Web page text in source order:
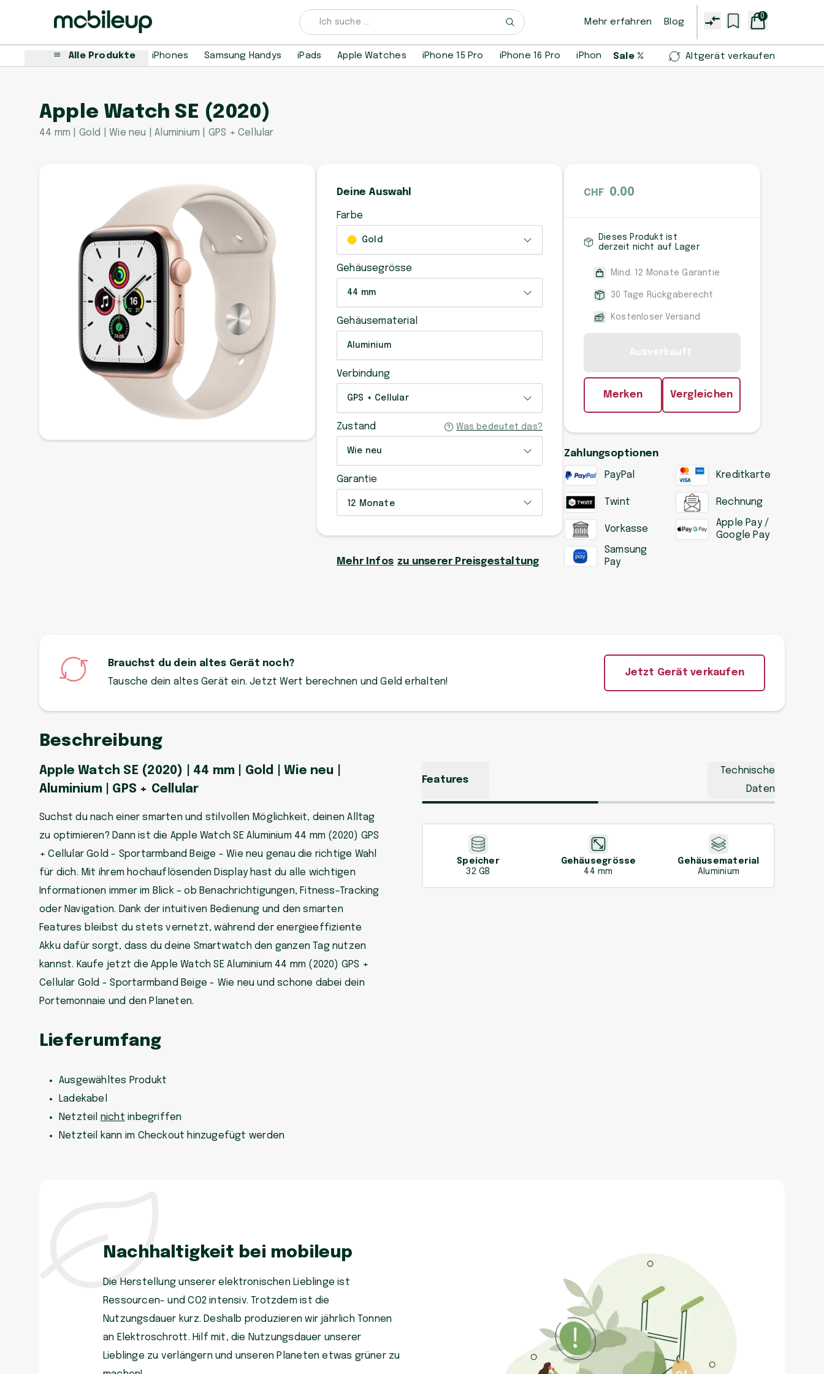
Mehr erfahren Blog
0
Alle Produkte iPhones Samsung Handys iPads Apple Watches iPhone 15 Pro iPhone 16 Pro iPhone 14 Pro iPhone 13 mini Samsung Galaxy
Sale % Altgerät verkaufen
Apple Watch SE (2020)
44 mm | Gold | Wie neu | Aluminium | GPS + Cellular
Deine Auswahl
Farbe
Gold
Gehäusegrösse
44 mm
Gehäusematerial
Aluminium
Verbindung
GPS + Cellular
Zustand Was bedeutet das?
Wie neu
Garantie
12 Monate
Mehr Infos zu unserer Preisgestaltung
CHF 0.00
Dieses Produkt ist
derzeit nicht auf Lager
Mind. 12 Monate Garantie
30 Tage Rückgaberecht
Kostenloser Versand
Merken Vergleichen
Zahlungsoptionen
PayPal Kreditkarte
Twint Rechnung
Vorkasse
Apple Pay /
Google Pay
Samsung
Pay
Brauchst du dein altes Gerät noch?
Tausche dein altes Gerät ein. Jetzt Wert berechnen und Geld erhalten!
Jetzt Gerät verkaufen
Beschreibung
Apple Watch SE (2020) | 44 mm | Gold | Wie neu |
Aluminium | GPS + Cellular
Suchst du nach einer smarten und stilvollen Möglichkeit, deinen Alltag
zu optimieren? Dann ist die Apple Watch SE Aluminium 44 mm (2020) GPS
+ Cellular Gold - Sportarmband Beige - Wie neu genau die richtige Wahl
für dich. Mit ihrem hochauflösenden Display hast du alle wichtigen
Informationen immer im Blick – ob Benachrichtigungen, Fitness-Tracking
oder Navigation. Dank der intuitiven Bedienung und den smarten
Features bleibst du stets vernetzt, während der energieeffiziente
Akku dafür sorgt, dass du deine Smartwatch den ganzen Tag nutzen
kannst. Kaufe jetzt die Apple Watch SE Aluminium 44 mm (2020) GPS +
Cellular Gold - Sportarmband Beige - Wie neu und schone dabei dein
Portemonnaie und den Planeten.
Features
Technische
Daten
Speicher
32 GB
Gehäusegrösse
44 mm
Gehäusematerial
Aluminium
Lieferumfang
Ausgewähltes Produkt
Ladekabel
Netzteil nicht inbegriffen
Netzteil kann im Checkout hinzugefügt werden
Nachhaltigkeit bei mobileup
Die Herstellung unserer elektronischen Lieblinge ist
Ressourcen- und CO2 intensiv. Trotzdem ist die
Nutzungsdauer kurz. Deshalb produzieren wir jährlich Tonnen
an Elektroschrott. Hilf mit, die Nutzungsdauer unserer
Lieblinge zu verlängern und unseren Planeten etwas grüner zu